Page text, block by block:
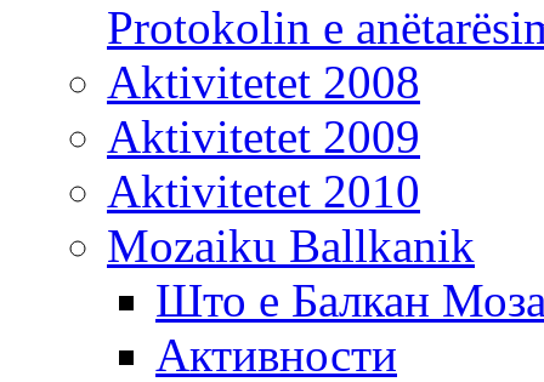
Protokolin e
Aktivitetet 2008
Aktivitetet 2009
Aktivitetet 2010
Mozaiku Ballkanik
Што е Балкан
Активности